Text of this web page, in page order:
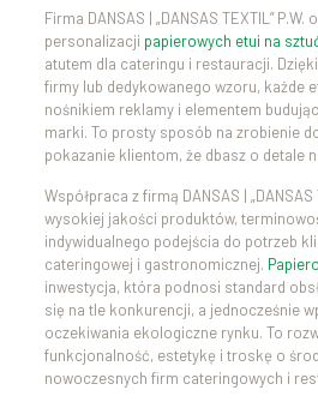
Firma DANSAS | „DANSAS TEXTIL”
personalizacji papierowych etui na
atutem dla cateringu i restauracji.
firmy lub dedykowanego wzoru, każde
nośnikiem reklamy i elementem
marki. To prosty sposób na zrobienie
pokazanie klientom, że dbasz o detale
Współpraca z firmą DANSAS |
wysokiej jakości produktów,
indywidualnego podejścia do potrzeb
cateringowej i gastronomicznej.
inwestycja, która podnosi standard
się na tle konkurencji, a jednocześnie
oczekiwania ekologiczne rynku. To
funkcjonalność, estetykę i troskę o
nowoczesnych firm cateringowych i